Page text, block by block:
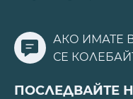
АКО ИМАТЕ
СЕ
ПОСЛЕДВАЙТЕ